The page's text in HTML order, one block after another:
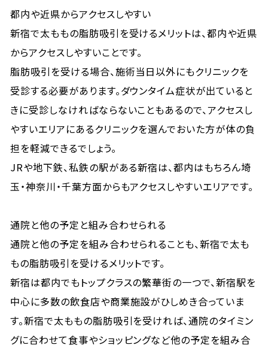
都内や近県からアクセスしやすい
新宿で太ももの脂肪吸引を受けるメリットは、都内や近県
からアクセスしやすいことです。
脂肪吸引を受ける場合、施術当日以外にもクリニックを
受診する必要があります。ダウンタイム症状が出ていると
きに受診しなければならないこともあるので、アクセスし
やすいエリアにあるクリニックを選んでおいた方が体の負
担を軽減できるでしょう。
JRや地下鉄、私鉄の駅がある新宿は、都内はもちろん埼
玉・神奈川・千葉方面からもアクセスしやすいエリアです。
通院と他の予定と組み合わせられる
通院と他の予定を組み合わせられることも、新宿で太も
もの脂肪吸引を受けるメリットです。
新宿は都内でもトップクラスの繁華街の一つで、新宿駅を
中心に多数の飲食店や商業施設がひしめき合っていま
す。新宿で太ももの脂肪吸引を受ければ、通院のタイミン
グに合わせて食事やショッピングなど他の予定を組み合